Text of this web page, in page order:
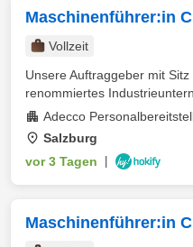
Maschinenführer:in
Vollzeit
Unsere Auftraggeber mit
renommiertes
Adecco
Salzburg
vor 3 Tagen
Maschinenführer:in